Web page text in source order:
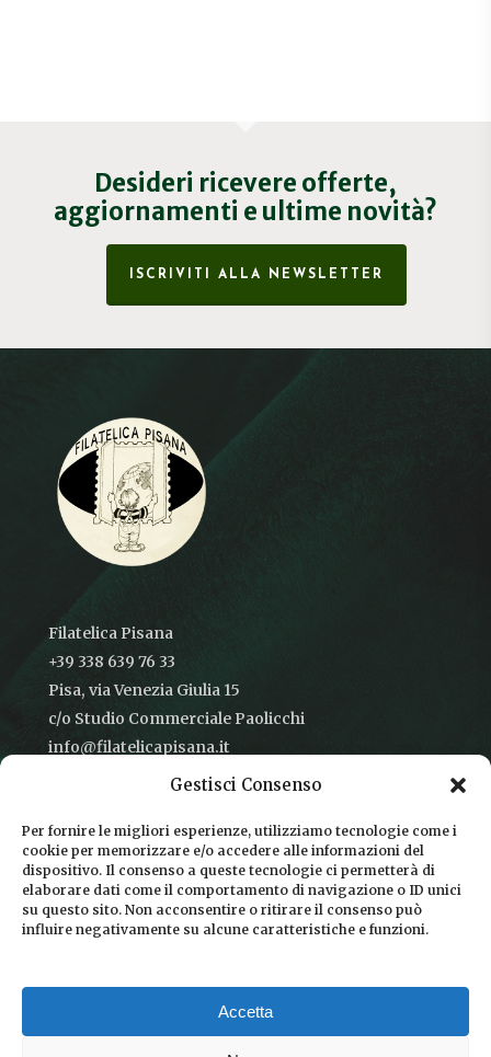
Gestisci Consenso
Per fornire le migliori esperienze, utilizziamo tecnologie come i
cookie per memorizzare e/o accedere alle informazioni del
dispositivo. Il consenso a queste tecnologie ci permetterà di
elaborare dati come il comportamento di navigazione o ID unici
su questo sito. Non acconsentire o ritirare il consenso può
influire negativamente su alcune caratteristiche e funzioni.
Accetta
Desideri ricevere offerte,
aggiornamenti e ultime novità?
ISCRIVITI ALLA NEWSLETTER
Filatelica Pisana
+39 338 639 76 33
Pisa, via Venezia Giulia 15
c/o Studio Commerciale Paolicchi
info@filatelicapisana.it
CONDIZIONI DI VENDITA
INFORMATIVA SULLA PRIVACY
COOKIE POLICY